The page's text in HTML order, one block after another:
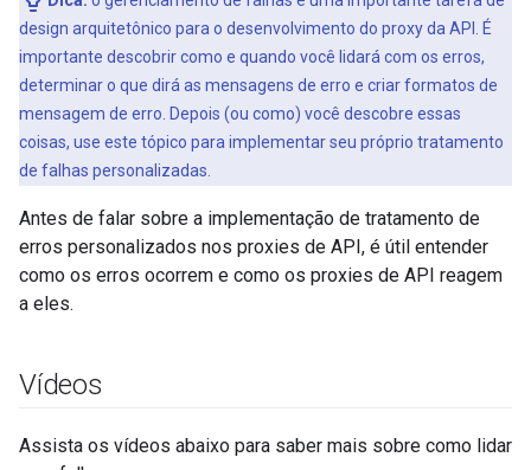
design arquitetônico para o desenvolvimento do proxy da API. É
importante descobrir como e quando você lidará com os erros,
determinar o que dirá as mensagens de erro e criar formatos de
mensagem de erro. Depois (ou como) você descobre essas
coisas, use este tópico para implementar seu próprio tratamento
de falhas personalizadas.
Antes de falar sobre a implementação de tratamento de
erros personalizados nos proxies de API, é útil entender
como os erros ocorrem e como os proxies de API reagem
a eles.
Vídeos
Assista os vídeos abaixo para saber mais sobre como lidar